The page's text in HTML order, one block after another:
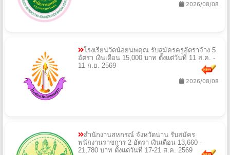
2026/08/08
โรงเรียนวัดน้อยนพคุณ รับสมัครครูอัตราจ้าง 5
อัตรา เงินเดือน 15,000 บาท ตั้งแต่วันที่ 11 ส.ค. -
11 ก.ย. 2569
2026/08/08
สำนักงานสหกรณ์ จังหวัดน่าน รับสมัคร
พนักงานราชการ 2 อัตรา เงินเดือน 13,660 -
21,780 บาท ตั้งแต่วันที่ 17-21 ส.ค. 2569